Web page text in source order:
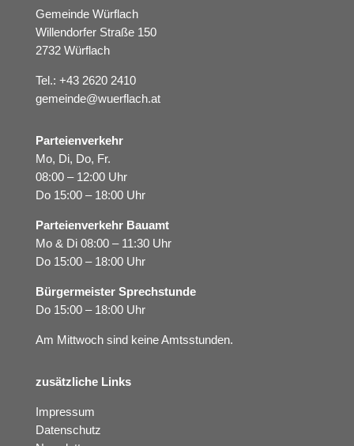
Gemeinde Würflach
Willendorfer Straße 150
2732 Würflach
Tel.: +43 2620 2410
gemeinde@wuerflach.at
Parteienverkehr
Mo, Di, Do, Fr.
08:00 – 12:00 Uhr
Do 15:00 – 18:00 Uhr
Parteienverkehr Bauamt
Mo & Di 08:00 – 11:30 Uhr
Do 15:00 – 18:00 Uhr
Bürgermeister Sprechstunde
Do 15:00 – 18:00 Uhr
Am Mittwoch sind keine Amtsstunden.
zusätzliche Links
Impressum
Datenschutz